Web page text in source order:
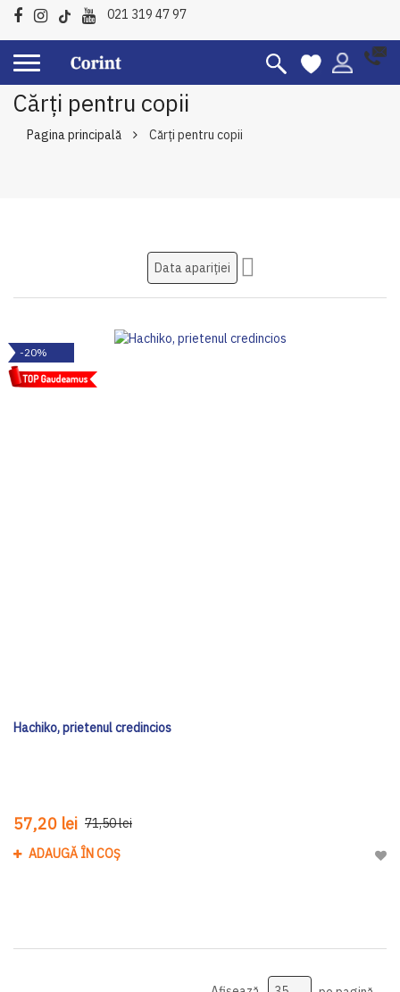
021 319 47 97
Cărți pentru copii
Pagina principală Cărți pentru copii
-20%
Hachiko, prietenul credincios
57,20 lei 71,50 lei
ADAUGĂ ÎN COȘ